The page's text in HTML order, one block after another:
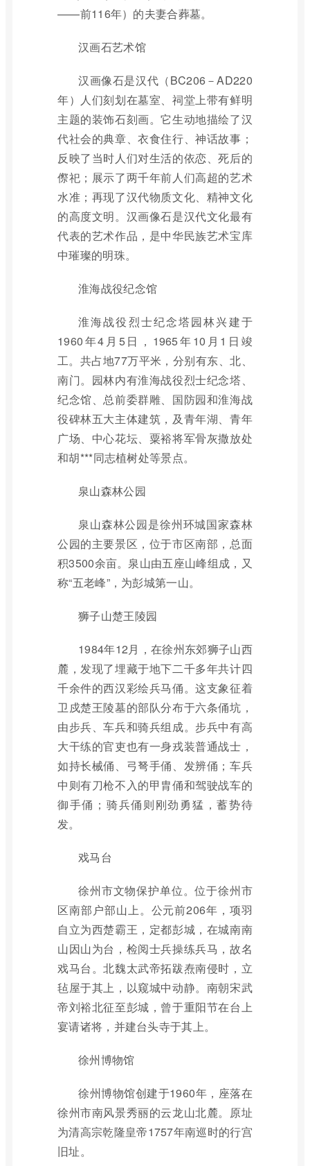
——前116年）的夫妻合葬墓。
汉画石艺术馆
汉画像石是汉代（BC206－AD220
年）人们刻划在墓室、祠堂上带有鲜明
主题的装饰石刻画。它生动地描绘了汉
代社会的典章、衣食住行、神话故事；
反映了当时人们对生活的依恋、死后的
傺祀；展示了两千年前人们高超的艺术
水准；再现了汉代物质文化、精神文化
的高度文明。汉画像石是汉代文化最有
代表的艺术作品，是中华民族艺术宝库
中璀璨的明珠。
淮海战役纪念馆
淮海战役烈士纪念塔园林兴建于
1960年4月5日，1965年10月1日竣
工。共占地77万平米，分别有东、北、
南门。园林内有淮海战役烈士纪念塔、
纪念馆、总前委群雕、国防园和淮海战
役碑林五大主体建筑，及青年湖、青年
广场、中心花坛、粟裕将军骨灰撒放处
和胡***同志植树处等景点。
泉山森林公园
泉山森林公园是徐州环城国家森林
公园的主要景区，位于市区南部，总面
积3500余亩。泉山由五座山峰组成，又
称“五老峰”，为彭城第一山。
狮子山楚王陵园
1984年12月，在徐州东郊狮子山西
麓，发现了埋藏于地下二千多年共计四
千余件的西汉彩绘兵马俑。这支象征着
卫戍楚王陵墓的部队分布于六条俑坑，
由步兵、车兵和骑兵组成。步兵中有高
大干练的官吏也有一身戎装普通战士，
如持长械俑、弓弩手俑、发辨俑；车兵
中则有刀枪不入的甲胄俑和驾驶战车的
御手俑；骑兵俑则刚劲勇猛，蓄势待
发。
戏马台
徐州市文物保护单位。位于徐州市
区南部户部山上。公元前206年，项羽
自立为西楚霸王，定都彭城，在城南南
山因山为台，检阅士兵操练兵马，故名
戏马台。北魏太武帝拓跋焘南侵时，立
毡屋于其上，以窥城中动静。南朝宋武
帝刘裕北征至彭城，曾于重阳节在台上
宴请诸将，并建台头寺于其上。
徐州博物馆
徐州博物馆创建于1960年，座落在
徐州市南风景秀丽的云龙山北麓。原址
为清高宗乾隆皇帝1757年南巡时的行宫
旧址。